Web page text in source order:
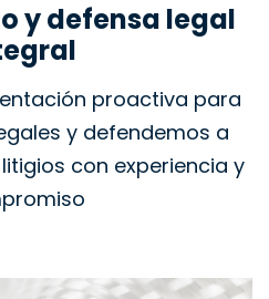
y defensa legal
proactiva para
y defendemos a
con experiencia y